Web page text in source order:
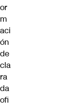
or
m
aci
ón
de
cla
ra
da
ofi